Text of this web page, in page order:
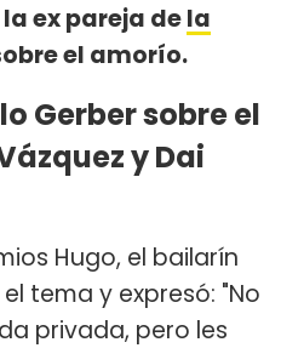
ex pareja dela
el amorío.
Gerber sobre el
y Dai
Hugo, el bailarín
tema y expresó: "No
privada, pero les